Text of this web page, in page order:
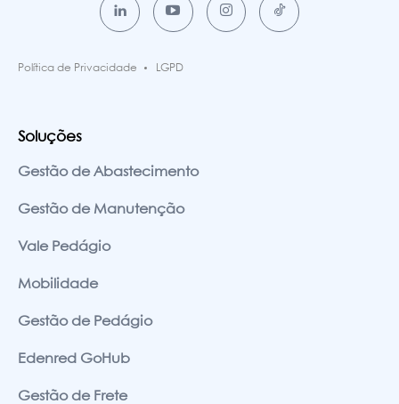
Política de Privacidade LGPD
Soluções
Gestão de Abastecimento
Gestão de Manutenção
Vale Pedágio
Mobilidade
Gestão de Pedágio
Edenred GoHub
Gestão de Frete